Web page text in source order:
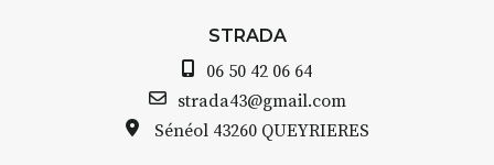
avez ouvert une galerie à
Bernard TURLE Le Fumoir n’est
pas une galerie permanente.
STRADA
06 50 42 06 64
strada43@gmail.com
Sénéol 43260 QUEYRIERES